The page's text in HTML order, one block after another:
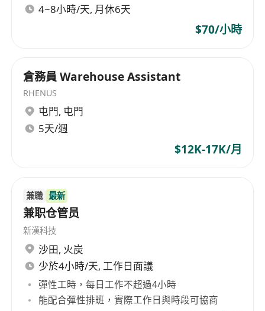
4~8小時/天, 月休6天
$70/小時
倉務員 Warehouse Assistant
RHENUS
屯門, 屯門
5天/週
$12K-17K/月
兼職 最新
兼职仓管员
新漢科技
沙田, 火炭
少於4小時/天, 工作日面議
彈性工時，每日工作不超過4小時
能配合彈性排班，實際工作日與時段可協商